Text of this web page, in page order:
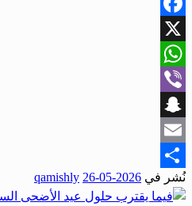
Facebook
X
WhatsApp
Viber
Snapchat
Email
Share
نُشر في 2026-05-26
qamishly